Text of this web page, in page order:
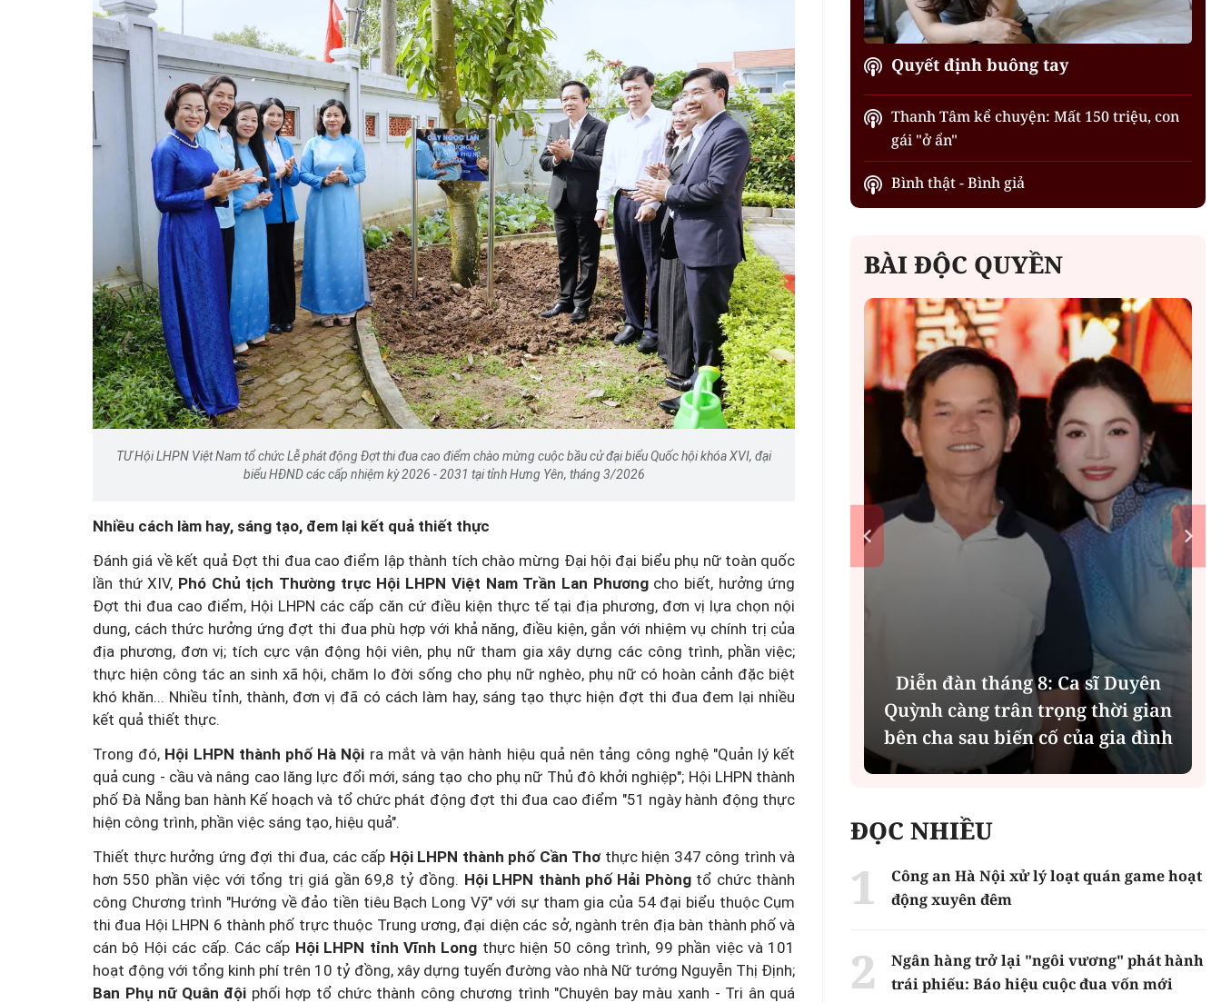
TƯ Hội LHPN Việt Nam tổ chức Lễ phát động Đợt thi đua cao điểm chào mừng cuộc bầu cử đại biểu Quốc hội khóa XVI, đại
biểu HĐND các cấp nhiệm kỳ 2026 - 2031 tại tỉnh Hưng Yên, tháng 3/2026
Nhiều cách làm hay, sáng tạo, đem lại kết quả thiết thực
Đánh giá về kết quả Đợt thi đua cao điểm lập thành tích chào mừng Đại hội đại biểu phụ nữ toàn quốc
lần thứ XIV, Phó Chủ tịch Thường trực Hội LHPN Việt Nam Trần Lan Phương cho biết, hưởng ứng
Đợt thi đua cao điểm, Hội LHPN các cấp căn cứ điều kiện thực tế tại địa phương, đơn vị lựa chọn nội
dung, cách thức hưởng ứng đợt thi đua phù hợp với khả năng, điều kiện, gắn với nhiệm vụ chính trị của
địa phương, đơn vị; tích cực vận động hội viên, phụ nữ tham gia xây dựng các công trình, phần việc;
thực hiện công tác an sinh xã hội, chăm lo đời sống cho phụ nữ nghèo, phụ nữ có hoàn cảnh đặc biệt
khó khăn... Nhiều tỉnh, thành, đơn vị đã có cách làm hay, sáng tạo thực hiện đợt thi đua đem lại nhiều
kết quả thiết thực.
Trong đó, Hội LHPN thành phố Hà Nội ra mắt và vận hành hiệu quả nên tảng công nghệ "Quản lý kết
quả cung - cầu và nâng cao lăng lực đổi mới, sáng tạo cho phụ nữ Thủ đô khởi nghiệp"; Hội LHPN thành
phố Đà Nẵng ban hành Kế hoạch và tổ chức phát động đợt thi đua cao điểm "51 ngày hành động thực
hiện công trình, phần việc sáng tạo, hiệu quả".
Thiết thực hưởng ứng đợi thi đua, các cấp Hội LHPN thành phố Cần Thơ thực hiện 347 công trình và
hơn 550 phần việc với tổng trị giá gần 69,8 tỷ đồng. Hội LHPN thành phố Hải Phòngtổ chức thành
công Chương trình "Hướng về đảo tiền tiêu Bạch Long Vỹ" với sự tham gia của 54 đại biểu thuộc Cụm
thi đua Hội LHPN 6 thành phố trực thuộc Trung ương, đại diện các sở, ngành trên địa bàn thành phố và
cán bộ Hội các cấp. Các cấp Hội LHPN tỉnh Vĩnh Long thực hiện 50 công trình, 99 phần việc và 101
hoạt động với tổng kinh phí trên 10 tỷ đồng, xây dựng tuyến đường vào nhà Nữ tướng Nguyễn Thị Định;
Ban Phụ nữ Quân đội phối hợp tổ chức thành công chương trình "Chuyên bay màu xanh - Tri ân quá
Quyết định buông tay
Thanh Tâm kể chuyện: Mất 150 triệu, con
gái "ở ẩn"
Bình thật - Bình giả
BÀI ĐỘC QUYỀN
Một cuộc hôn nhân tan vỡ, 3
mảnh đất và bản án vì lẽ công
Hà Nội thu hút bác sĩ về trạm y
tế, tạo điều kiện để người dân
tiếp cận các dịch vụ y tế kỹ thuật
Diễn đàn tháng 8: Ca sĩ Duyên
Quỳnh càng trân trọng thời gian
bên cha sau biến cố của gia đình
ĐỌC NHIỀU
Công an Hà Nội xử lý loạt quán game hoạt
động xuyên đêm
Ngân hàng trở lại "ngôi vương" phát hành
trái phiếu: Báo hiệu cuộc đua vốn mới